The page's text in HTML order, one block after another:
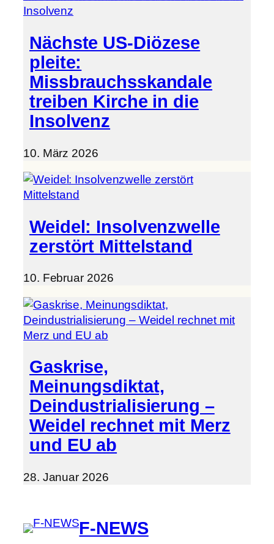
Nächste US-Diözese
pleite:
Missbrauchsskandale
treiben Kirche in die
Insolvenz
10. März 2026
Weidel: Insolvenzwelle
zerstört Mittelstand
10. Februar 2026
Gaskrise,
Meinungsdiktat,
Deindustrialisierung –
Weidel rechnet mit Merz
und EU ab
28. Januar 2026
F-NEWS